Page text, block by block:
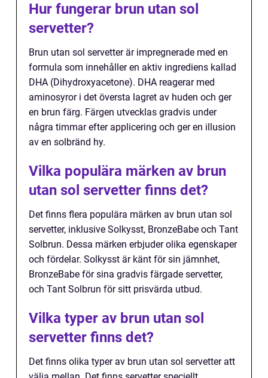
Hur fungerar brun utan sol
servetter?
Brun utan sol servetter är impregnerade med en
formula som innehåller en aktiv ingrediens kallad
DHA (Dihydroxyacetone). DHA reagerar med
aminosyror i det översta lagret av huden och ger
en brun färg. Färgen utvecklas gradvis under
några timmar efter applicering och ger en illusion
av en solbränd hy.
Vilka populära märken av brun
utan sol servetter finns det?
Det finns flera populära märken av brun utan sol
servetter, inklusive Solkysst, BronzeBabe och Tant
Solbrun. Dessa märken erbjuder olika egenskaper
och fördelar. Solkysst är känt för sin jämnhet,
BronzeBabe för sina gradvis färgade servetter,
och Tant Solbrun för sitt prisvärda utbud.
Vilka typer av brun utan sol
servetter finns det?
Det finns olika typer av brun utan sol servetter att